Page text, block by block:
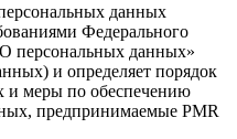
данных
Федерального
персональных данных»
и определяет порядок
и меры по обеспечению
предпринимаемые PMR